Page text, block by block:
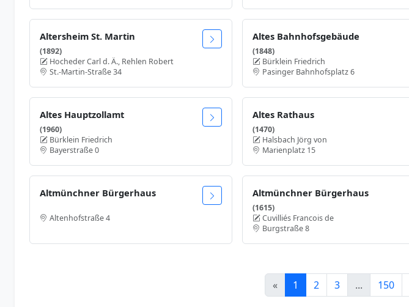
Altersheim St. Martin
(1892)
Hocheder Carl d. Ä., Rehlen Robert
St.-Martin-Straße 34
Altes Bahnhofsgebäude
(1848)
Bürklein Friedrich
Pasinger Bahnhofsplatz 6
Altes Hauptzollamt
(1960)
Bürklein Friedrich
Bayerstraße 0
Altes Rathaus
(1470)
Halsbach Jörg von
Marienplatz 15
Altmünchner Bürgerhaus
Altenhofstraße 4
Altmünchner Bürgerhaus
(1615)
Cuvilliés Francois de
Burgstraße 8
« 1 2 3 ... 150